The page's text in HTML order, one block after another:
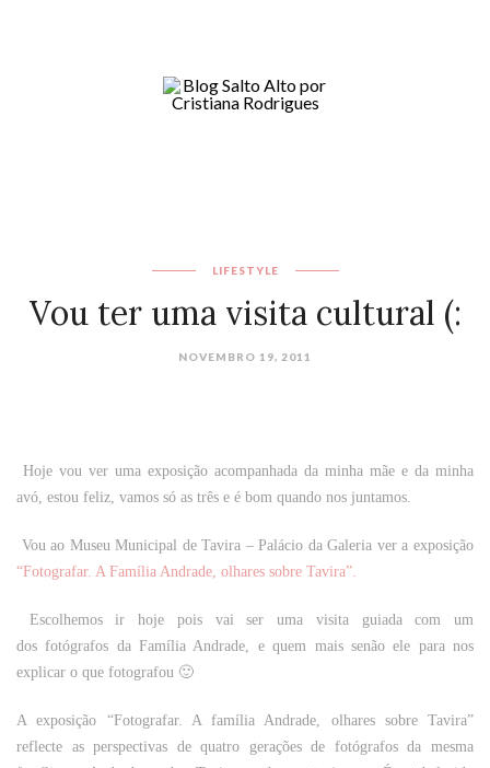
LIFESTYLE
Vou ter uma visita cultural (:
NOVEMBRO 19, 2011
Hoje vou ver uma exposição acompanhada da minha mãe e da minha
avó, estou feliz, vamos só as três e é bom quando nos juntamos.
Vou ao Museu Municipal de Tavira – Palácio da Galeria ver a exposição
“Fotografar. A Família Andrade, olhares sobre Tavira”.
Escolhemos ir hoje pois vai ser uma visita guiada com um
dos fotógrafos da Família Andrade, e quem mais senão ele para nos
explicar o que fotografou 🙂
A exposição “Fotografar. A família Andrade, olhares sobre Tavira”
reflecte as perspectivas de quatro gerações de fotógrafos da mesma